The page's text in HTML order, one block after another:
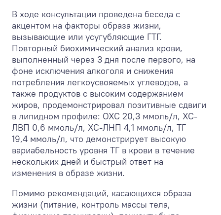
В ходе консультации проведена беседа с
акцентом на факторы образа жизни,
вызывающие или усугубляющие ГТГ.
Повторный биохимический анализ крови,
выполненный через 3 дня после первого, на
фоне исключения алкоголя и снижения
потребления легкоусвояемых углеводов, а
также продуктов с высоким содержанием
жиров, продемонстрировал позитивные сдвиги
в липидном профиле: ОХС 20,3 ммоль/л, ХС-
ЛВП 0,6 ммоль/л, ХС-ЛНП 4,1 ммоль/л, ТГ
19,4 ммоль/л, что демонстрирует высокую
вариабельность уровня ТГ в крови в течение
нескольких дней и быстрый ответ на
изменения в образе жизни.
Помимо рекомендаций, касающихся образа
жизни (питание, контроль массы тела,